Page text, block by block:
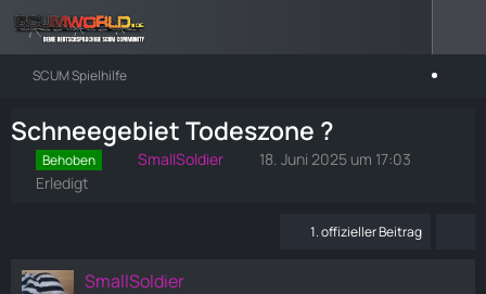
SCUM Spielhilfe
Schneegebiet Todeszone ?
Behoben SmallSoldier
18. Juni 2025 um 17:03
Erledigt
1. offizieller Beitrag
SmallSoldier